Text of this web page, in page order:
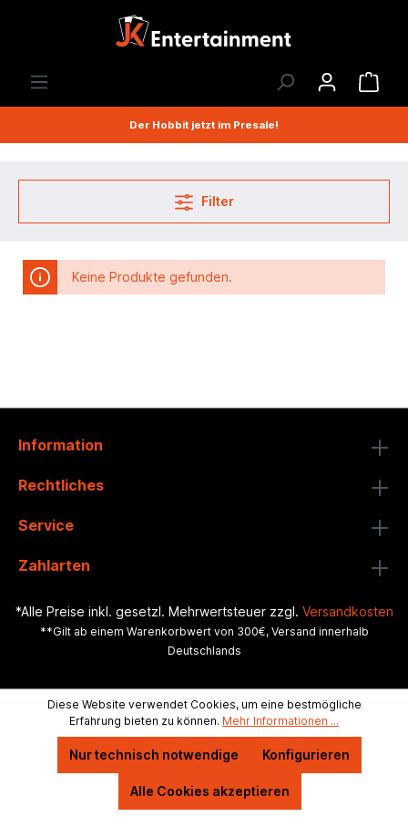
Der Hobbit jetzt im Presale!
Filter
Keine Produkte gefunden.
Information
Rechtliches
Service
Zahlarten
*Alle Preise inkl. gesetzl. Mehrwertsteuer zzgl. Versandkosten
**Gilt ab einem Warenkorbwert von 300€, Versand innerhalb
Deutschlands
Diese Website verwendet Cookies, um eine bestmögliche
Erfahrung bieten zu können. Mehr Informationen ...
Nur technisch notwendige Konfigurieren
Alle Cookies akzeptieren